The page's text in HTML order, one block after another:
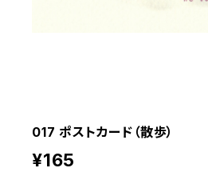
017 ポストカード（散歩）
¥165